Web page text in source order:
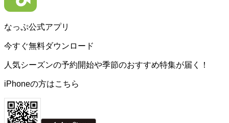
なっぷ公式アプリ
今すぐ無料ダウンロード
人気シーズンの予約開始や季節のおすすめ特集が届く！
iPhoneの方はこちら